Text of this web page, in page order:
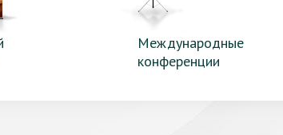
Международные
конференции